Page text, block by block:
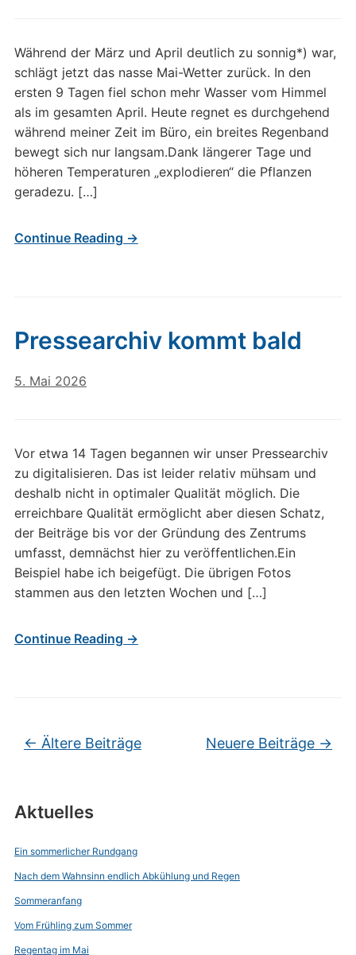
Aktuelles
Ein sommerlicher Rundgang
Nach dem Wahnsinn endlich Abkühlung und Regen
Sommeranfang
Vom Frühling zum Sommer
Regentag im Mai
Während der März und April deutlich zu sonnig*) war,
schlägt jetzt das nasse Mai-Wetter zurück. In den
ersten 9 Tagen fiel schon mehr Wasser vom Himmel
als im gesamten April. Heute regnet es durchgehend
während meiner Zeit im Büro, ein breites Regenband
bewegt sich nur langsam.Dank längerer Tage und
höheren Temperaturen „explodieren“ die Pflanzen
geradezu. […]
Continue Reading →
Pressearchiv kommt bald
5. Mai 2026
Vor etwa 14 Tagen begannen wir unser Pressearchiv
zu digitalisieren. Das ist leider relativ mühsam und
deshalb nicht in optimaler Qualität möglich. Die
erreichbare Qualität ermöglicht aber diesen Schatz,
der Beiträge bis vor der Gründung des Zentrums
umfasst, demnächst hier zu veröffentlichen.Ein
Beispiel habe ich beigefügt. Die übrigen Fotos
stammen aus den letzten Wochen und […]
Continue Reading →
Beitragsnavigation
← Ältere Beiträge Neuere Beiträge →